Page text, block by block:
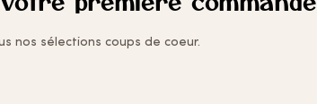
nos sélections coups de coeur.